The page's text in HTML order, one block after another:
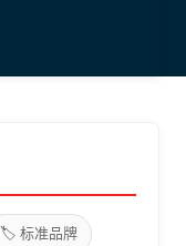
🏷️ 标准品牌